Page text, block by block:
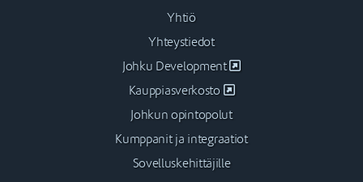
Yhtiö
Yhteystiedot
Johku Development
Kauppiasverkosto
Johkun opintopolut
Kumppanit ja integraatiot
Sovelluskehittäjille